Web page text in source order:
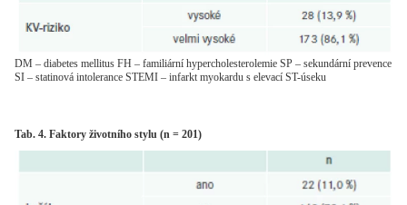
DM – diabetes mellitus FH – familiární hypercholesterolemie SP – sekundární prevence
SI – statinová intolerance STEMI – infarkt myokardu s elevací ST-úseku
Tab. 4. Faktory životního stylu (n = 201)